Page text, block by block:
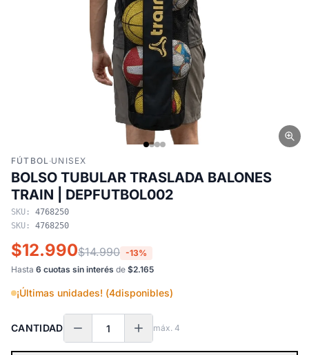
FÚTBOL·UNISEX
BOLSO TUBULAR TRASLADA BALONES
TRAIN | DEPFUTBOL002
SKU:
4768250
SKU:
4768250
$12.990$14.990 -13%
Hasta 6 cuotas sin interés de $2.165
¡Últimas unidades! (4disponibles)
CANTIDAD máx. 4